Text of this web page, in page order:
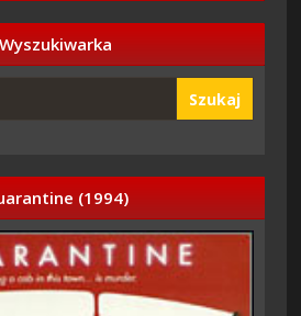
Wyszukiwarka
Szukaj
(1994)